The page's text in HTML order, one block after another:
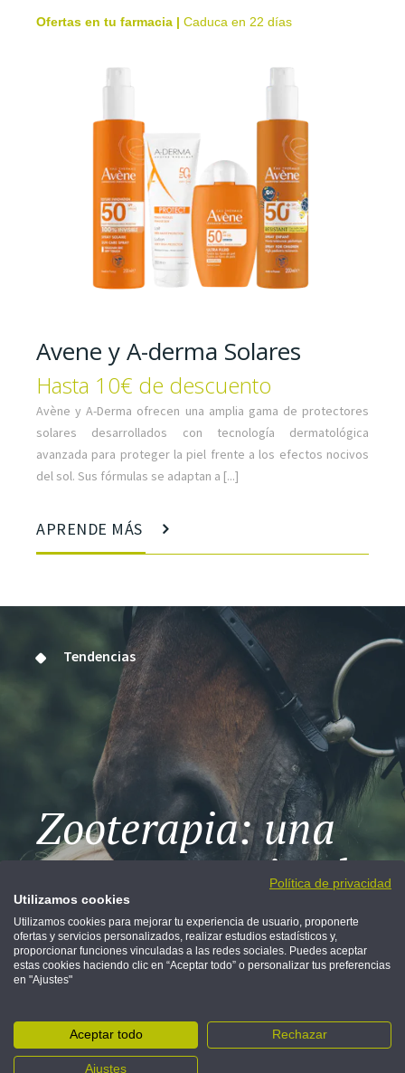
Ofertas en tu farmacia | Caduca en 22 días
Avene y A-derma Solares
Hasta 10€ de descuento
Avène y A-Derma ofrecen una amplia gama de protectores
solares desarrollados con tecnología dermatológica
avanzada para proteger la piel frente a los efectos nocivos
del sol. Sus fórmulas se adaptan a [...]
APRENDE MÁS
Tendencias
Zooterapia: una
cura muy animal
Los animales no solo nos divierten y
acompañan, sino que pueden llegar a ser la
mejor terapia.
DESCUBRE MÁS
Política de privacidad
Utilizamos cookies
Utilizamos cookies para mejorar tu experiencia de usuario, proponerte
ofertas y servicios personalizados, realizar estudios estadísticos y,
proporcionar funciones vinculadas a las redes sociales. Puedes aceptar
estas cookies haciendo clic en “Aceptar todo” o personalizar tus preferencias
en "Ajustes"
Aceptar todo Rechazar
Ajustes